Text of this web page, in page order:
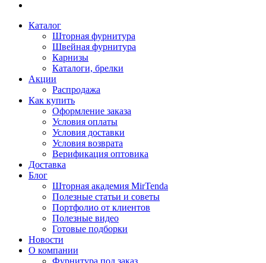
Каталог
Шторная фурнитура
Швейная фурнитура
Карнизы
Каталоги, брелки
Акции
Распродажа
Как купить
Оформление заказа
Условия оплаты
Условия доставки
Условия возврата
Верификация оптовика
Доставка
Блог
Шторная академия MirTenda
Полезные статьи и советы
Портфолио от клиентов
Полезные видео
Готовые подборки
Новости
О компании
Фурнитура под заказ